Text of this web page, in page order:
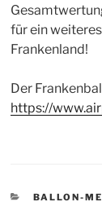
für ein
Frankenland!
Der
https://
BALLON-